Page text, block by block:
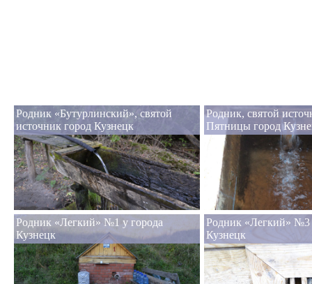
Родник «Бутурлинский», святой
источник город Кузнецк
Родник, святой
Пятницы город
Родник «Легкий» №1 у города
Кузнецк
Родник «Легкий» №3
Кузнецк